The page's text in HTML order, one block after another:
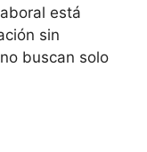
está
sin
buscan solo